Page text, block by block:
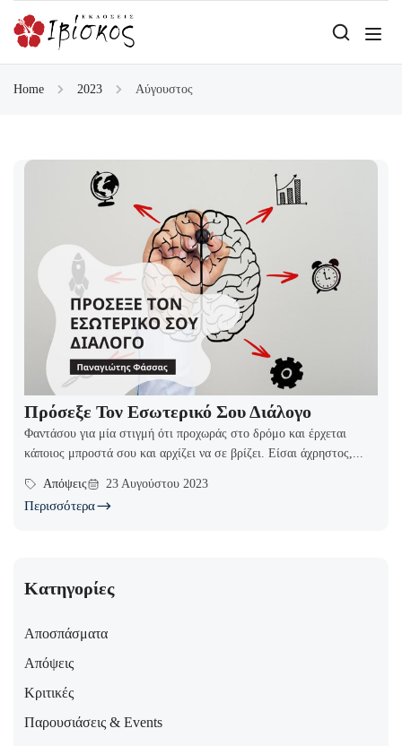
Home 2023 Αύγουστος
Πρόσεξε Τον Εσωτερικό Σου Διάλογο
Φαντάσου για μία στιγμή ότι προχωράς στο δρόμο και έρχεται
κάποιος μπροστά σου και αρχίζει να σε βρίζει. Είσαι άχρηστος,...
Απόψεις 23 Αυγούστου 2023
Περισσότερα
Κατηγορίες
Αποσπάσματα
Απόψεις
Κριτικές
Παρουσιάσεις & Events